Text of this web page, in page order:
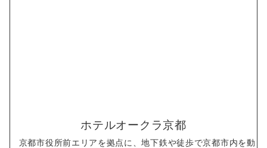
ホテルオークラ京都
京都市役所前エリアを拠点に、地下鉄や徒歩で京都市内を動